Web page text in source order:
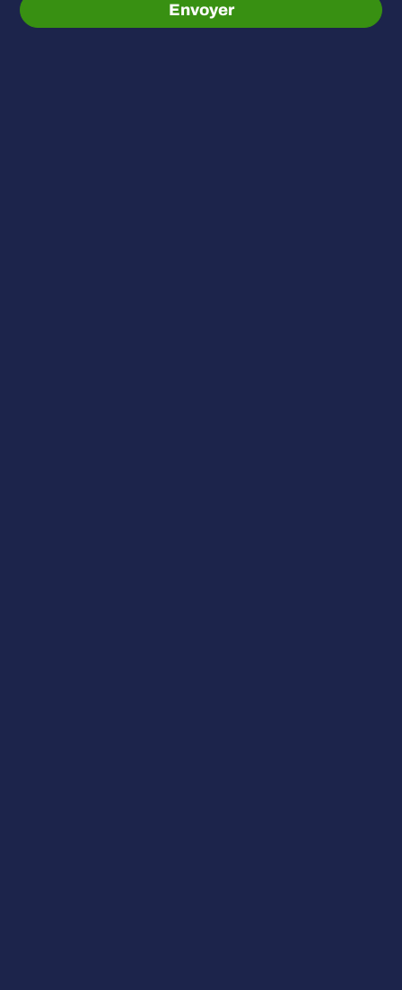
Envoyer